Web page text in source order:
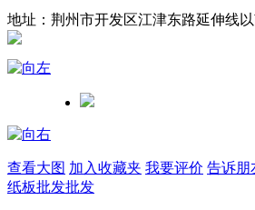
地址：荆州市开发区江津东路延伸线以
查看大图 加入收藏夹 我要评价 告诉朋
纸板批发批发